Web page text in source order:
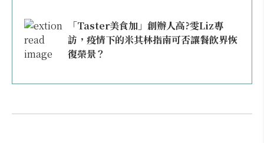
「Taster美食加」創辦人高?雯Liz專
訪，疫情下的米其林指南可否讓餐飲界恢
復榮景？